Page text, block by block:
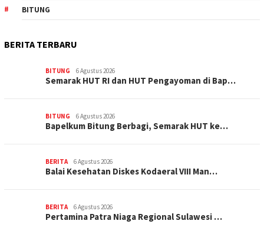
BITUNG
BERITA TERBARU
BITUNG 6 Agustus 2026
Semarak HUT RI dan HUT Pengayoman di Bap…
BITUNG 6 Agustus 2026
‎Bapelkum Bitung Berbagi, Semarak HUT ke…
BERITA 6 Agustus 2026
Balai Kesehatan Diskes Kodaeral VIII Man…
BERITA 6 Agustus 2026
Pertamina Patra Niaga Regional Sulawesi …